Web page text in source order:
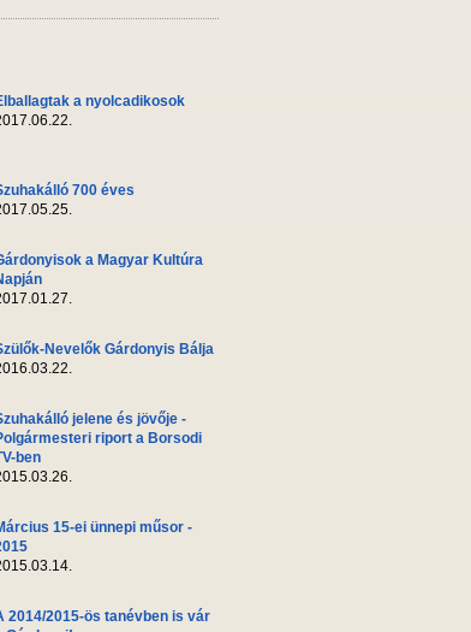
a nyolcadikosok
700 éves
a Magyar Kultúra
Nevelők Gárdonyis Bálja
jelene és jövője -
riport a Borsodi
ben
15-ei ünnepi műsor -
2014/2015-ös tanévben is vár